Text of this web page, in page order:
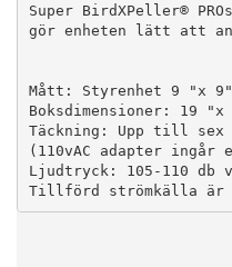
Super BirdXPeller®
gör enheten lätt att
Mått: Styrenhet 9 "x
Boksdimensioner: 19
Täckning: Upp till sex
(110vAC adapter
Ljudtryck: 105-110 db
Tillförd strömkälla är